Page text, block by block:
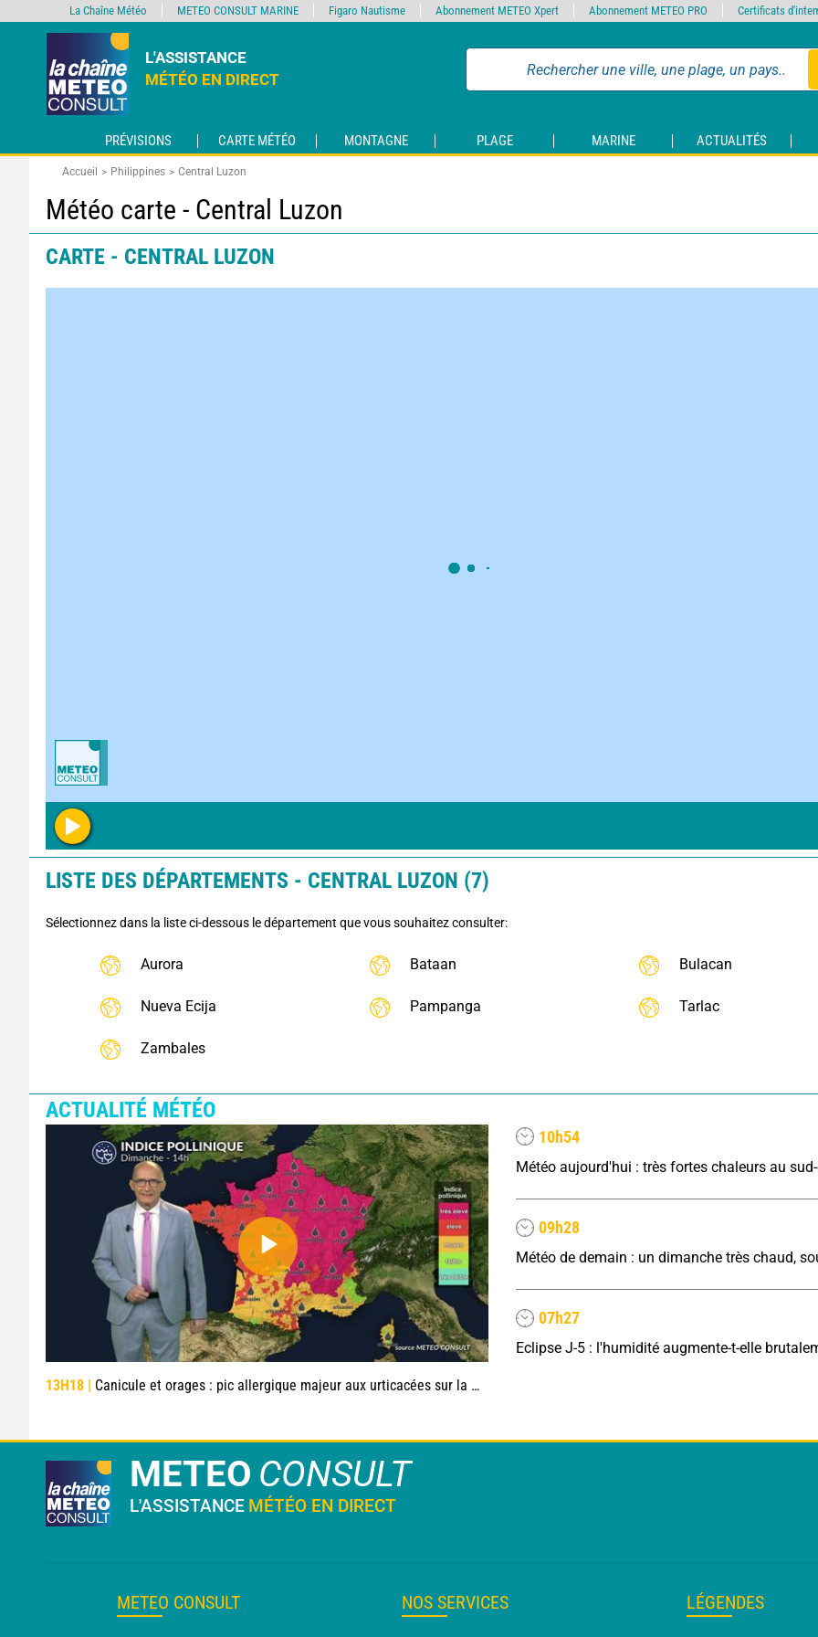
L'ASSISTANCE
MÉTÉO EN DIRECT
PRÉVISIONS CARTE MÉTÉO MONTAGNE PLAGE MARINE ACTUALITÉS
Accueil Philippines Central Luzon
Météo carte - Central Luzon
CARTE - CENTRAL LUZON
LISTE DES DÉPARTEMENTS - CENTRAL LUZON (7)
Sélectionnez dans la liste ci-dessous le département que vous souhaitez consulter:
Aurora Bataan Bulacan
Nueva Ecija Pampanga Tarlac
Zambales
ACTUALITÉ MÉTÉO
13H18 | Canicule et orages : pic allergique majeur aux urticacées sur la moitié nord
10h54
09h28
07h27
METEO CONSULT
L'ASSISTANCE MÉTÉO EN DIRECT
METEO CONSULT NOS SERVICES LÉGENDES
La Chaîne Météo METEO CONSULT MARINE Figaro Nautisme Abonnement METEO Xpert Abonnement METEO PRO Certificats